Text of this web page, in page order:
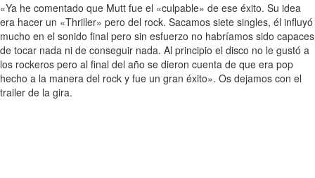
«Ya he comentado que Mutt fue el «culpable» de ese éxito. Su idea
era hacer un «Thriller» pero del rock. Sacamos siete singles, él influyó
mucho en el sonido final pero sin esfuerzo no habríamos sido capaces
de tocar nada ni de conseguir nada. Al principio el disco no le gustó a
los rockeros pero al final del año se dieron cuenta de que era pop
hecho a la manera del rock y fue un gran éxito». Os dejamos con el
trailer de la gira.